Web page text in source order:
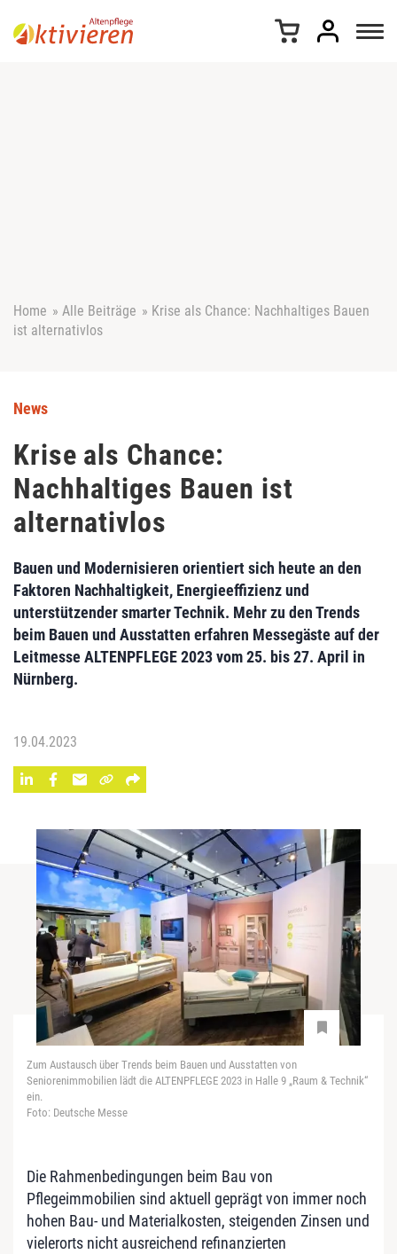
Home » Alle Beiträge » Krise als Chance: Nachhaltiges Bauen
ist alternativlos
News
Krise als Chance:
Nachhaltiges Bauen ist
alternativlos
Bauen und Modernisieren orientiert sich heute an den
Faktoren Nachhaltigkeit, Energieeffizienz und
unterstützender smarter Technik. Mehr zu den Trends
beim Bauen und Ausstatten erfahren Messegäste auf der
Leitmesse ALTENPFLEGE 2023 vom 25. bis 27. April in
Nürnberg.
19.04.2023
Zum Austausch über Trends beim Bauen und Ausstatten von
Seniorenimmobilien lädt die ALTENPFLEGE 2023 in Halle 9 „Raum & Technik“
ein.
Foto: Deutsche Messe
Die Rahmenbedingungen beim Bau von
Pflegeimmobilien sind aktuell geprägt von immer noch
hohen Bau- und Materialkosten, steigenden Zinsen und
vielerorts nicht ausreichend refinanzierten